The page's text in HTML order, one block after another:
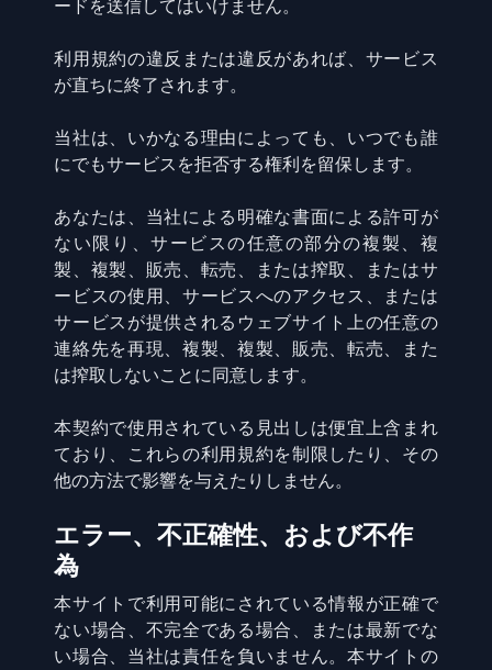
ードを送信してはいけません。
利用規約の違反または違反があれば、サービス
が直ちに終了されます。
当社は、いかなる理由によっても、いつでも誰
にでもサービスを拒否する権利を留保します。
あなたは、当社による明確な書面による許可が
ない限り、サービスの任意の部分の複製、複
製、複製、販売、転売、または搾取、またはサ
ービスの使用、サービスへのアクセス、または
サービスが提供されるウェブサイト上の任意の
連絡先を再現、複製、複製、販売、転売、また
は搾取しないことに同意します。
本契約で使用されている見出しは便宜上含まれ
ており、これらの利用規約を制限したり、その
他の方法で影響を与えたりしません。
エラー、不正確性、および不作
為
本サイトで利用可能にされている情報が正確で
ない場合、不完全である場合、または最新でな
い場合、当社は責任を負いません。本サイトの